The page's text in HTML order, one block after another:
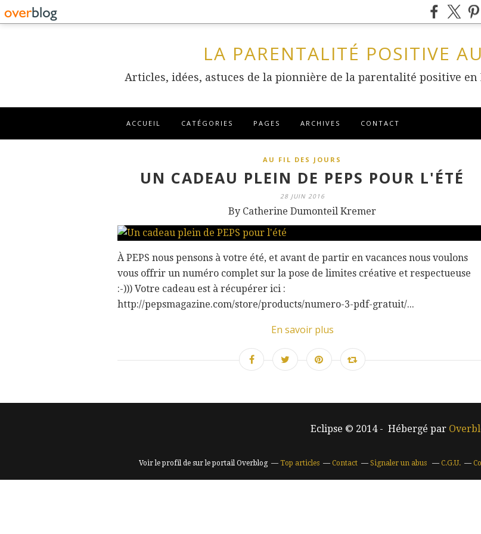
LA PARENTALITÉ POSITIVE
Articles, idées, astuces de la pionnière de la parentalité positive
ACCUEIL CATÉGORIES PAGES ARCHIVES CONTACT
AU FIL DES JOURS
UN CADEAU PLEIN DE PEPS POUR L'ÉTÉ
28 JUIN 2016
By Catherine Dumonteil Kremer
À PEPS nous pensons à votre été, et avant de partir en vacances nous voulons
vous offrir un numéro complet sur la pose de limites créative et respectueuse
:-))) Votre cadeau est à récupérer ici :
http://pepsmagazine.com/store/products/numero-3-pdf-gratuit/...
En savoir plus
Eclipse © 2014 - Hébergé par
Voir le profil de sur le portail Overblog Top articles Contact Signaler un abus C.G.U.